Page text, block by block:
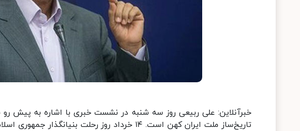
خبرآنلاین: علی ربیعی روز سه شنبه در نشست خبری با اشاره به پیش
تاریخ‌ساز ملت ایران کهن است. ۱۴ خرداد روز رحلت